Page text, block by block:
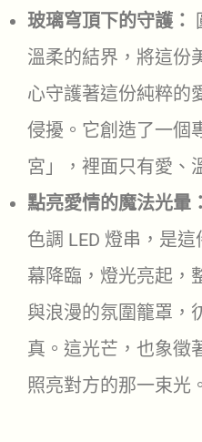
玻璃穹頂下的守護：
溫柔的結界，將這份
心守護著這份純粹的
侵擾。它創造了一個
宮」，裡面只有愛、
點亮愛情的魔法光暈：
色調 LED 燈串，是
幕降臨，燈光亮起，
與浪漫的氛圍籠罩，
真。這光芒，也象徵
照亮對方的那一束光。